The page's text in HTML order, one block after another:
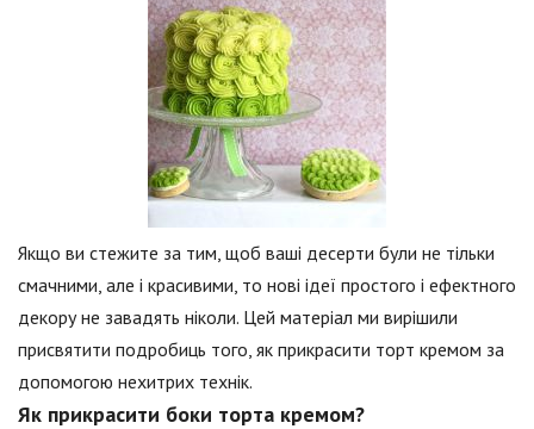
Якщо ви стежите за тим, щоб ваші десерти були не тільки
смачними, але і красивими, то нові ідеї простого і ефектного
декору не завадять ніколи. Цей матеріал ми вирішили
присвятити подробиць того, як прикрасити торт кремом за
допомогою нехитрих технік.
Як прикрасити боки торта кремом?